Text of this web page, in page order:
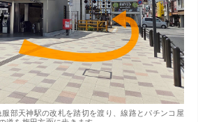
服部天神駅の改札を踏切を渡り、線路とパチンコ屋